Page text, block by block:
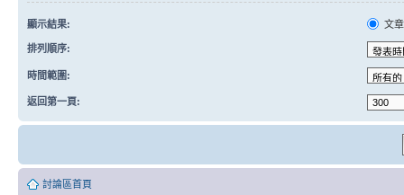
顯示結果: 文章
排列順序:
時間範圍:
返回第一頁:
討論區首頁